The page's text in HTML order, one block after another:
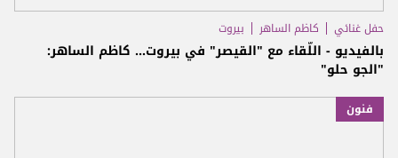
حفل غنائي كاظم الساهر بيروت
بالفيديو - اللّقاء مع "القيصر" في بيروت... كاظم الساهر:
"الجو حلو"
فنون